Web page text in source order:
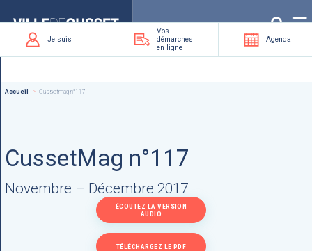
vous
Je suis
Vos
démarches
en ligne
Agenda
Accueil Cussetmag n°117
CussetMag n°117
Novembre – Décembre 2017
ÉCOUTEZ LA VERSION
AUDIO
TÉLÉCHARGEZ LE PDF